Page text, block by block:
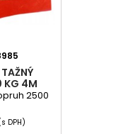
KG 4M
2500
DPH)